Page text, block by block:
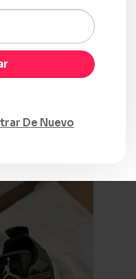
Black
Compare
De Nuevo